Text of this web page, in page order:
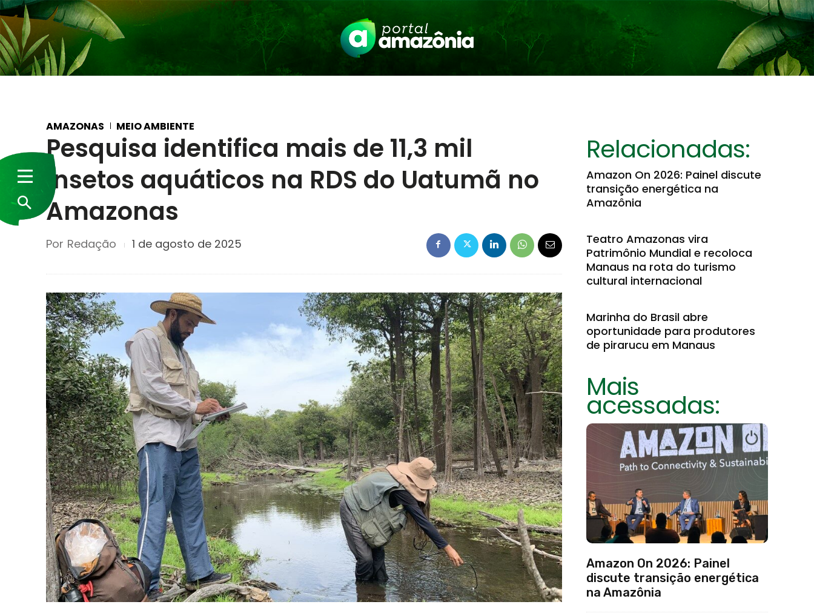
AMAZONAS MEIO AMBIENTE
Pesquisa identifica mais de 11,3 mil
insetos aquáticos na RDS do Uatumã no
Amazonas
Por Redação 1 de agosto de 2025
Relacionadas:
Amazon On 2026: Painel discute
transição energética na
Amazônia
Teatro Amazonas vira
Patrimônio Mundial e recoloca
Manaus na rota do turismo
cultural internacional
Marinha do Brasil abre
oportunidade para produtores
de pirarucu em Manaus
Mais
acessadas:
Amazon On 2026: Painel
discute transição energética
na Amazônia